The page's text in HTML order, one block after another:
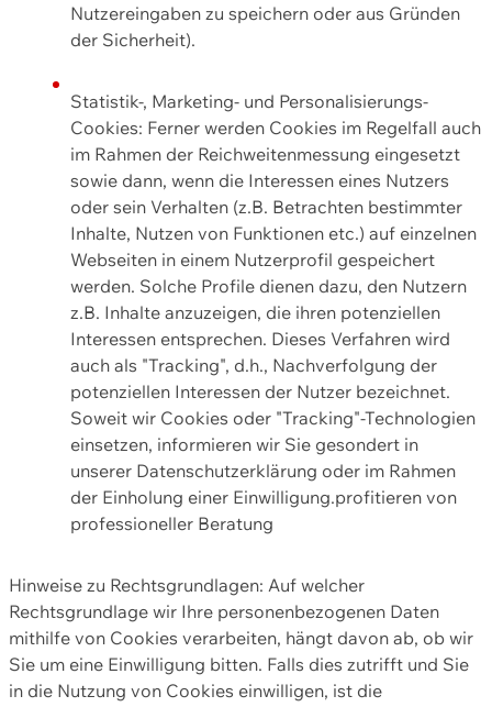
Nutzereingaben zu speichern oder aus Gründen
der Sicherheit).
Statistik-, Marketing- und Personalisierungs-
Cookies: Ferner werden Cookies im Regelfall auch
im Rahmen der Reichweitenmessung eingesetzt
sowie dann, wenn die Interessen eines Nutzers
oder sein Verhalten (z.B. Betrachten bestimmter
Inhalte, Nutzen von Funktionen etc.) auf einzelnen
Webseiten in einem Nutzerprofil gespeichert
werden. Solche Profile dienen dazu, den Nutzern
z.B. Inhalte anzuzeigen, die ihren potenziellen
Interessen entsprechen. Dieses Verfahren wird
auch als "Tracking", d.h., Nachverfolgung der
potenziellen Interessen der Nutzer bezeichnet.
Soweit wir Cookies oder "Tracking"-Technologien
einsetzen, informieren wir Sie gesondert in
unserer Datenschutzerklärung oder im Rahmen
der Einholung einer Einwilligung.profitieren von
professioneller Beratung
Hinweise zu Rechtsgrundlagen: Auf welcher
Rechtsgrundlage wir Ihre personenbezogenen Daten
mithilfe von Cookies verarbeiten, hängt davon ab, ob wir
Sie um eine Einwilligung bitten. Falls dies zutrifft und Sie
in die Nutzung von Cookies einwilligen, ist die